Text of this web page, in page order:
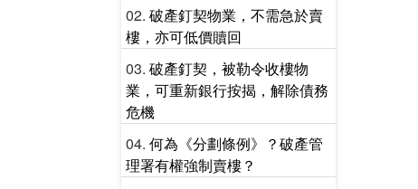
破產釘契物業，不需急於賣
樓，亦可低價贖回
破產釘契，被勒令收樓物
業，可重新銀行按揭，解除債務
危機
何為《分劃條例》？破產管
理署有權強制賣樓？